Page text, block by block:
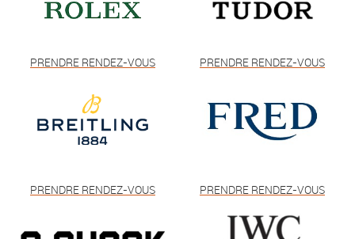
PRENDRE RENDEZ-VOUS PRENDRE RENDEZ-VOUS
PRENDRE RENDEZ-VOUS PRENDRE RENDEZ-VOUS